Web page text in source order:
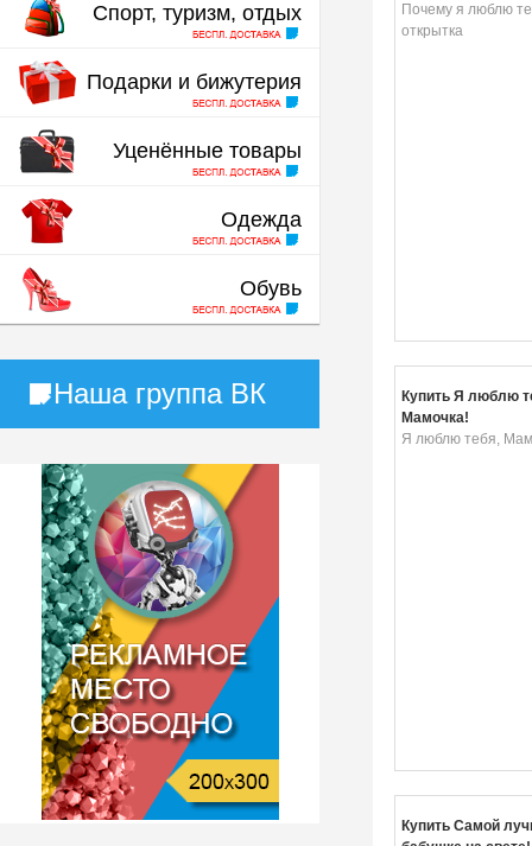
Спорт, туризм, отдых
Подарки и бижутерия
Уценённые товары
Одежда
Обувь
Наша группа ВК
Почему я люблю
открытка
Купить Я люблю
Мамочка!
Я люблю тебя,
Купить Самой